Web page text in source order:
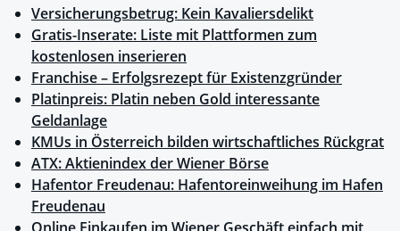
Versicherungsbetrug: Kein Kavaliersdelikt
Gratis-Inserate: Liste mit Plattformen zum
kostenlosen inserieren
Franchise – Erfolgsrezept für Existenzgründer
Platinpreis: Platin neben Gold interessante
Geldanlage
KMUs in Österreich bilden wirtschaftliches Rückgrat
ATX: Aktienindex der Wiener Börse
Hafentor Freudenau: Hafentoreinweihung im Hafen
Freudenau